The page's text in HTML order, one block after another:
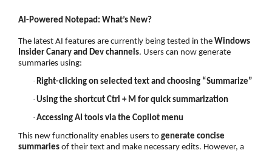
AI-Powered Notepad: What’s New?
The latest AI features are currently being tested in the Windows
Insider Canary and Dev channels. Users can now generate
summaries using:
· Right-clicking on selected text and choosing “Summarize”
· Using the shortcut Ctrl + M for quick summarization
· Accessing AI tools via the Copilot menu
This new functionality enables users to generate concise
summaries of their text and make necessary edits. However, a